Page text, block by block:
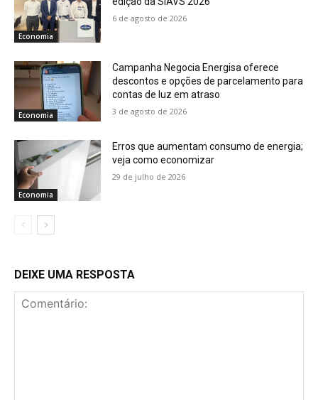
Economia
6 de agosto de 2026
Economia
Campanha Negocia Energisa oferece
descontos e opções de parcelamento para
contas de luz em atraso
3 de agosto de 2026
Economia
Erros que aumentam consumo de energia;
veja como economizar
29 de julho de 2026
DEIXE UMA RESPOSTA